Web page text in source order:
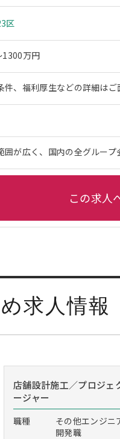
区
1300万円
件、福利厚生などの詳細はご
囲が広く、国内の全グルー
この求人
求人情報
店舗設計施工／プロジェ
ージャー
職種
その他エンジニ
開発職